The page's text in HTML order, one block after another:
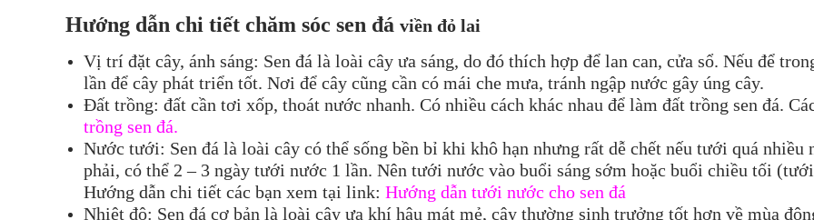
Hướng dẫn chi tiết chăm sóc sen đá viền đỏ lai
Vị trí đặt cây, ánh sáng: Sen đá là loài cây ưa sáng, do đó thích hợp để lan can, cửa sổ. Nếu để
lần để cây phát triển tốt. Nơi để cây cũng cần có mái che mưa, tránh ngập nước gây úng cây.
Đất trồng: đất cần tơi xốp, thoát nước nhanh. Có nhiều cách khác nhau để làm đất trồng sen đá.
trồng sen đá.
Nước tưới: Sen đá là loài cây có thể sống bền bỉ khi khô hạn nhưng rất dễ chết nếu tưới quá
phải, có thể 2 – 3 ngày tưới nước 1 lần. Nên tưới nước vào buổi sáng sớm hoặc buổi chiều tối
Hướng dẫn chi tiết các bạn xem tại link: Hướng dẫn tưới nước cho sen đá
Nhiệt độ: Sen đá cơ bản là loài cây ưa khí hậu mát mẻ, cây thường sinh trưởng tốt hơn về mùa